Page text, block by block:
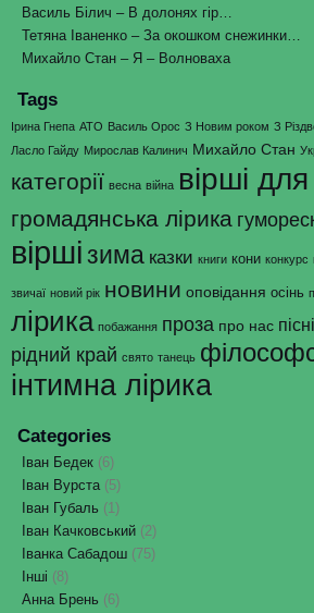
Василь Білич – В долонях гір…
Тетяна Іваненко – За окошком снежинки…
Михайло Стан – Я – Волноваха
Tags
Ірина Гнепа АТО Василь Орос З Новим роком З
Ласло Гайду Мирослав Калинич Михайло Стан
категорії весна війна вірші
громадянська лірика
віршізима казки книги кони конкурс
звичаї новий рік новини оповідання осінь
лірика побажання проза про нас пісні
рідний край свято танець
інтимна лірика
Categories
Іван Бедек (6)
Іван Вурста(5)
Іван Губаль (1)
Іван Качковський (2)
Іванка Сабадош (75)
Інші (8)
Анна Брень (6)